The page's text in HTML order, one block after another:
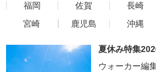
福岡
佐賀 長崎
宮崎
鹿児島 沖縄
夏休み特集
ウォーカー編